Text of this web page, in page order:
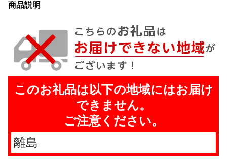
商品説明
このお礼品は以下の地域にはお届け
できません。
ご注意ください。
離島